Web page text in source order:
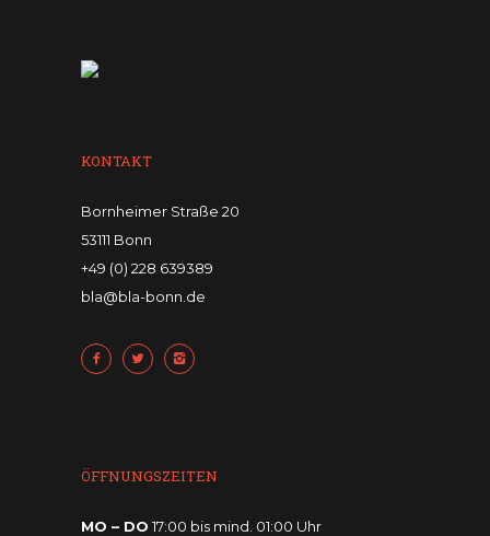
KONTAKT
Bornheimer Straße 20
53111 Bonn
+49 (0) 228 639389
bla@bla-bonn.de
ÖFFNUNGSZEITEN
MO – DO 17:00 bis mind. 01:00 Uhr